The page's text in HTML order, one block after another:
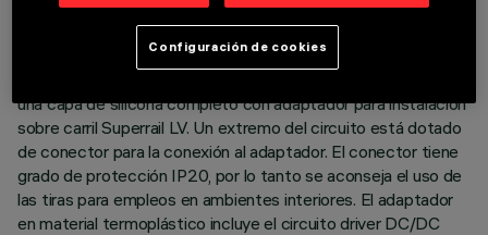
Producto para iluminación lineal - con LED monocromático
una capa de silicona completo con adaptador para instalación
sobre carril Superrail LV. Un extremo del circuito está dotado
de conector para la conexión al adaptador. El conector tiene
grado de protección IP20, por lo tanto se aconseja el uso de
las tiras para empleos en ambientes interiores. El adaptador
en material termoplástico incluye el circuito driver DC/DC
Configuración de cookies